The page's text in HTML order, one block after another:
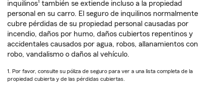
inquilinos también se extiende incluso a la propiedad
personal en su carro. El seguro de inquilinos normalmente
cubre pérdidas de su propiedad personal causadas por
incendio, daños por humo, daños cubiertos repentinos y
accidentales causados por agua, robos, allanamientos con
robo, vandalismo o daños al vehículo.
1. Por favor, consulte su póliza de seguro para ver a una lista completa de la
propiedad cubierta y de las pérdidas cubiertas.